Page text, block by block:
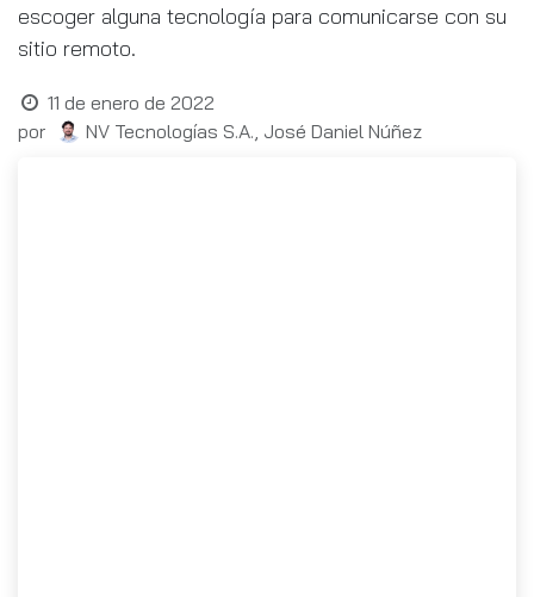
escoger alguna tecnología para comunicarse con su
sitio remoto.
11 de enero de 2022
por
NV Tecnologías S.A., José Daniel Núñez